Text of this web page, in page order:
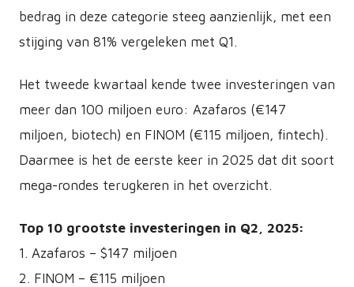
bedrag in deze categorie steeg aanzienlijk, met een
stijging van 81% vergeleken met Q1.
Het tweede kwartaal kende twee investeringen van
meer dan 100 miljoen euro: Azafaros (€147
miljoen, biotech) en FINOM (€115 miljoen, fintech).
Daarmee is het de eerste keer in 2025 dat dit soort
mega-rondes terugkeren in het overzicht.
Top 10 grootste investeringen in Q2, 2025:
1. Azafaros – $147 miljoen
2. FINOM – €115 miljoen